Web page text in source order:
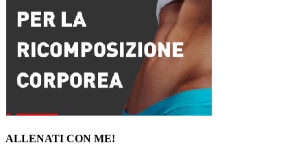
ALLENATI CON ME!